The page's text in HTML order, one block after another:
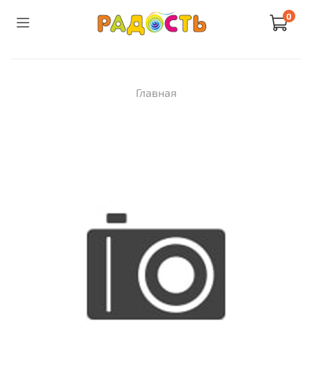
0
Главная